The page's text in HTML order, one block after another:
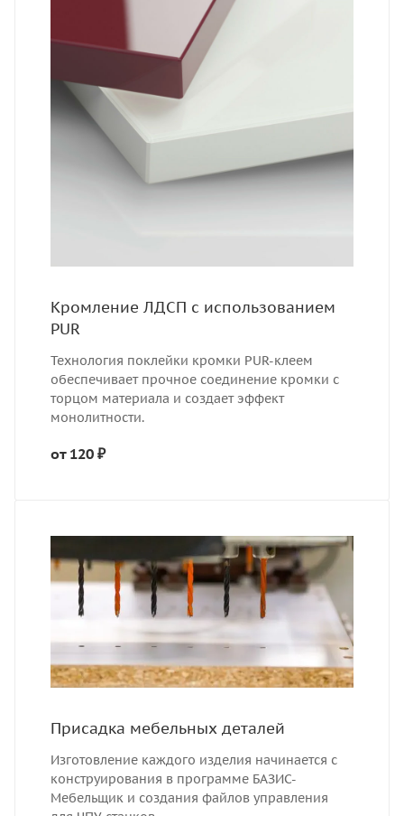
Кромление ЛДСП с использованием
PUR
Технология поклейки кромки PUR-клеем
обеспечивает прочное соединение кромки с
торцом материала и создает эффект
монолитности.
от 120 ₽
Присадка мебельных деталей
Изготовление каждого изделия начинается с
конструирования в программе БАЗИС-
Мебельщик и создания файлов управления